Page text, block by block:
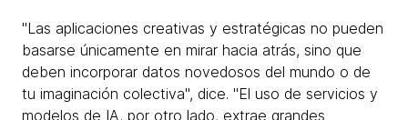
"Las aplicaciones creativas y estratégicas no pueden
basarse únicamente en mirar hacia atrás, sino que
deben incorporar datos novedosos del mundo o de
tu imaginación colectiva", dice. "El uso de servicios y
modelos de IA, por otro lado, extrae grandes